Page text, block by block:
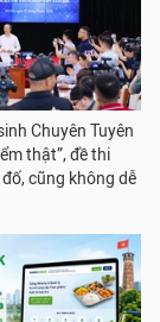
Chuyên Tuyên
thật”, đề thi
cũng không dễ